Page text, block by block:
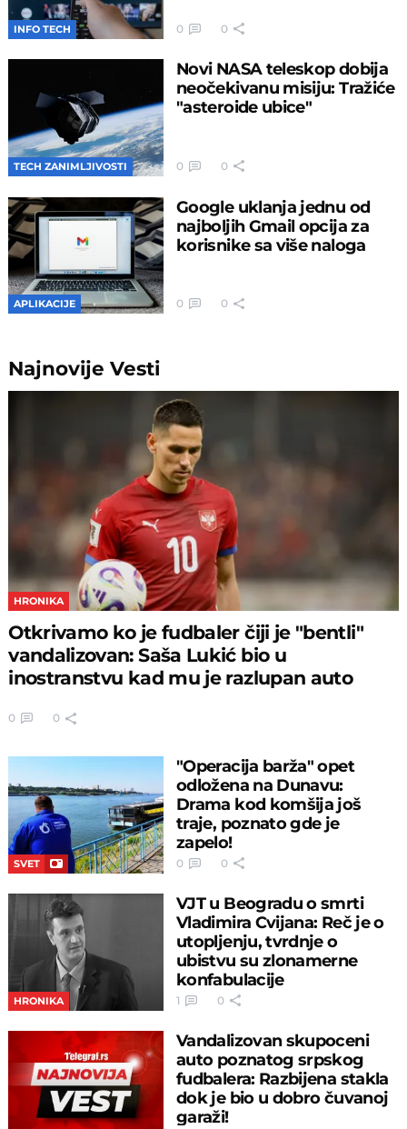
INFO TECH 0 0
TECH ZANIMLJIVOSTI
Novi NASA teleskop dobija
neočekivanu misiju: Tražiće
"asteroide ubice"
0 0
APLIKACIJE
Google uklanja jednu od
najboljih Gmail opcija za
korisnike sa više naloga
0 0
NajnovijeVesti
HRONIKA
Otkrivamo ko je fudbaler čiji je "bentli"
vandalizovan: Saša Lukić bio u
inostranstvu kad mu je razlupan auto
0 0
SVET
"Operacija barža" opet
odložena na Dunavu:
Drama kod komšija još
traje, poznato gde je
zapelo!
0 0
HRONIKA
VJT u Beogradu o smrti
Vladimira Cvijana: Reč je o
utopljenju, tvrdnje o
ubistvu su zlonamerne
konfabulacije
1 0
Vandalizovan skupoceni
auto poznatog srpskog
fudbalera: Razbijena stakla
dok je bio u dobro čuvanoj
garaži!